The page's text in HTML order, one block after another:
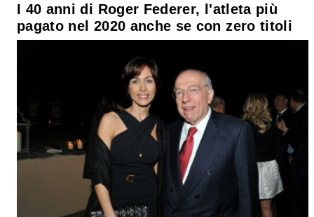
I 40 anni di Roger Federer, l'atleta più
pagato nel 2020 anche se con zero titoli